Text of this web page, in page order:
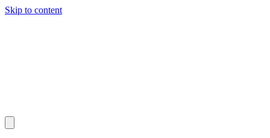
Skip to content